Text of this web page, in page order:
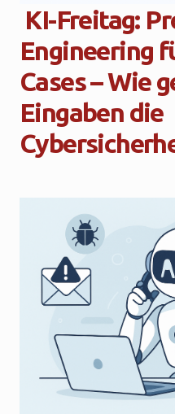
KI-Freitag:
Engineering
Cases – Wie
Eingaben die